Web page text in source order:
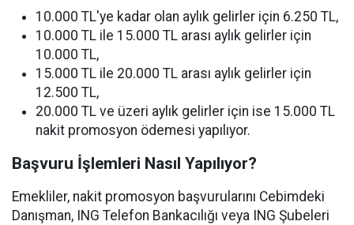
10.000 TL'ye kadar olan aylık gelirler için 6.250 TL,
10.000 TL ile 15.000 TL arası aylık gelirler için
10.000 TL,
15.000 TL ile 20.000 TL arası aylık gelirler için
12.500 TL,
20.000 TL ve üzeri aylık gelirler için ise 15.000 TL
nakit promosyon ödemesi yapılıyor.
Başvuru İşlemleri Nasıl Yapılıyor?
Emekliler, nakit promosyon başvurularını Cebimdeki
Danışman, ING Telefon Bankacılığı veya ING Şubeleri